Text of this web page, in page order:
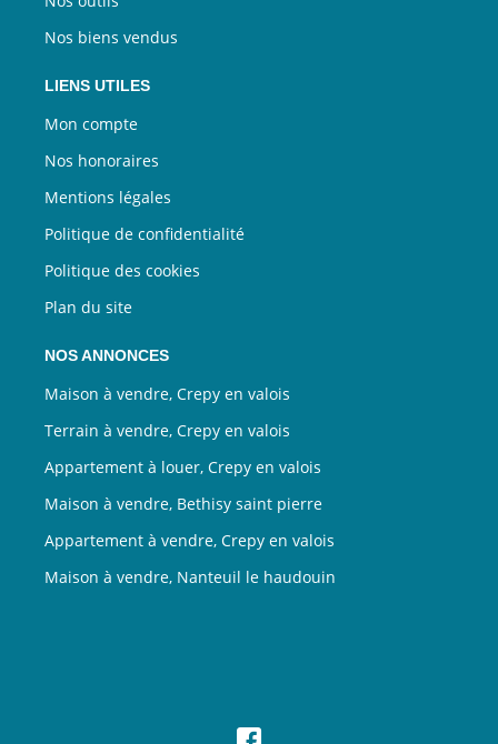
Nos biens vendus
LIENS UTILES
Mon compte
Nos honoraires
Mentions légales
Politique de confidentialité
Politique des cookies
Plan du site
NOS ANNONCES
Maison à vendre, Crepy en valois
Terrain à vendre, Crepy en valois
Appartement à louer, Crepy en valois
Maison à vendre, Bethisy saint pierre
Appartement à vendre, Crepy en valois
Maison à vendre, Nanteuil le haudouin